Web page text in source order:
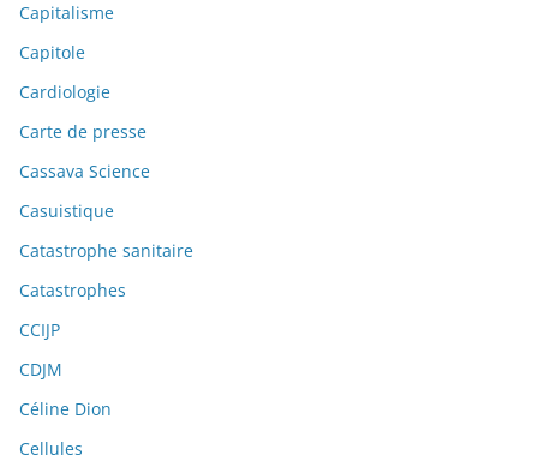
Capitalisme
Capitole
Cardiologie
Carte de presse
Cassava Science
Casuistique
Catastrophe sanitaire
Catastrophes
CCIJP
CDJM
Céline Dion
Cellules